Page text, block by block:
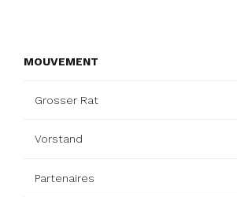
MOUVEMENT
Grosser Rat
Vorstand
Partenaires